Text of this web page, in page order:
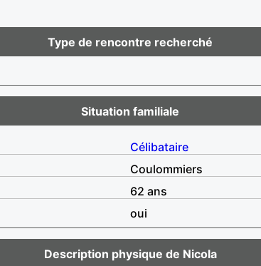
Type de rencontre recherché
Situation familiale
Célibataire
Coulommiers
62 ans
oui
Description physique de Nicola